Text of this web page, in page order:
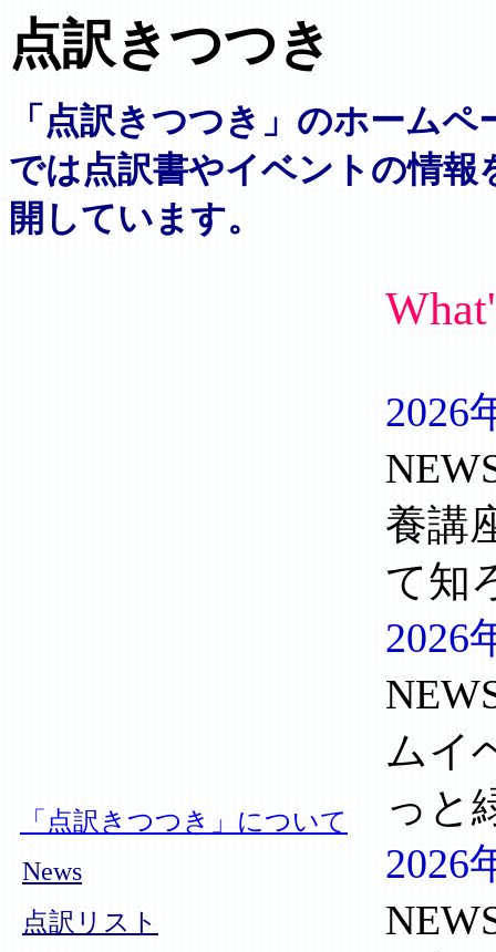
点訳きつつき
「点訳きつつき」のホームペ
では点訳書やイベントの情報
開しています。
「点訳きつつき」について
News
点訳リスト
2026
養講
て知
2026
ムイ
っと
2026